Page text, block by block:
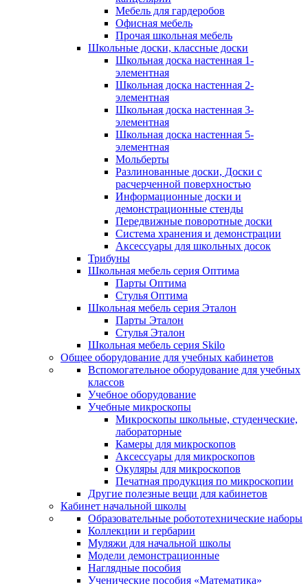
Мебель для гардеробов
Офисная мебель
Прочая школьная мебель
Школьные доски, классные доски
Школьная доска настенная 1-
элементная
Школьная доска настенная 2-
элементная
Школьная доска настенная 3-
элементная
Школьная доска настенная 5-
элементная
Мольберты
Разлинованные доски, Доски с
расчерченной поверхностью
Информационные доски и
демонстрационные стенды
Передвижные поворотные доски
Система хранения и демонстрации
Аксессуары для школьных досок
Трибуны
Школьная мебель серия Оптима
Парты Оптима
Стулья Оптима
Школьная мебель серия Эталон
Парты Эталон
Стулья Эталон
Школьная мебель серия Skilo
Общее оборудование для учебных кабинетов
Вспомогательное оборудование для учебных
классов
Учебное оборудование
Учебные микроскопы
Микроскопы школьные, студенческие,
лабораторные
Камеры для микроскопов
Аксессуары для микроскопов
Окуляры для микроскопов
Печатная продукция по микроскопии
Другие полезные вещи для кабинетов
Кабинет начальной школы
Образовательные робототехнические наборы
Коллекции и гербарии
Муляжи для начальной школы
Модели демонстрационные
Наглядные пособия
Ученические пособия «Математика»